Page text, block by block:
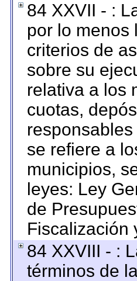
84 XXVII - :
por lo menos
criterios de
sobre su
relativa a los
cuotas,
se refiere a
municipios,
leyes: Ley
de
Fiscalización
84 XXVIII - :
términos de